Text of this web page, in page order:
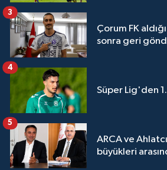
Çorum FK
sonra geri
3
Süper Lig'den
4
ARCA ve
büyükleri
5